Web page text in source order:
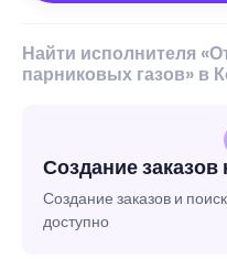
Найти исполнителя
парниковых газов» в
Создание заказов
Создание заказов и
доступно